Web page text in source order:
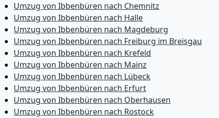
Umzug von Ibbenbüren nach Chemnitz
Umzug von Ibbenbüren nach Halle
Umzug von Ibbenbüren nach Magdeburg
Umzug von Ibbenbüren nach Freiburg im Breisgau
Umzug von Ibbenbüren nach Krefeld
Umzug von Ibbenbüren nach Mainz
Umzug von Ibbenbüren nach Lübeck
Umzug von Ibbenbüren nach Erfurt
Umzug von Ibbenbüren nach Oberhausen
Umzug von Ibbenbüren nach Rostock